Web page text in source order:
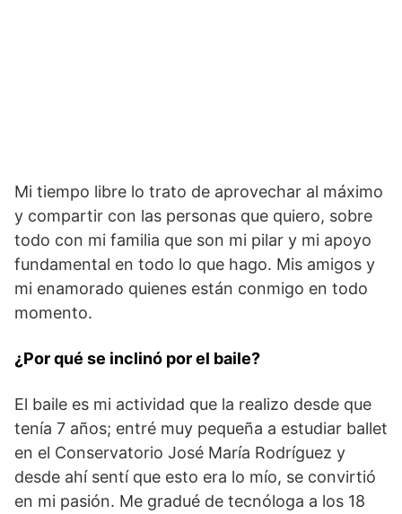
Mi tiempo libre lo trato de aprovechar al máximo
y compartir con las personas que quiero, sobre
todo con mi familia que son mi pilar y mi apoyo
fundamental en todo lo que hago. Mis amigos y
mi enamorado quienes están conmigo en todo
momento.
¿Por qué se inclinó por el baile?
El baile es mi actividad que la realizo desde que
tenía 7 años; entré muy pequeña a estudiar ballet
en el Conservatorio José María Rodríguez y
desde ahí sentí que esto era lo mío, se convirtió
en mi pasión. Me gradué de tecnóloga a los 18